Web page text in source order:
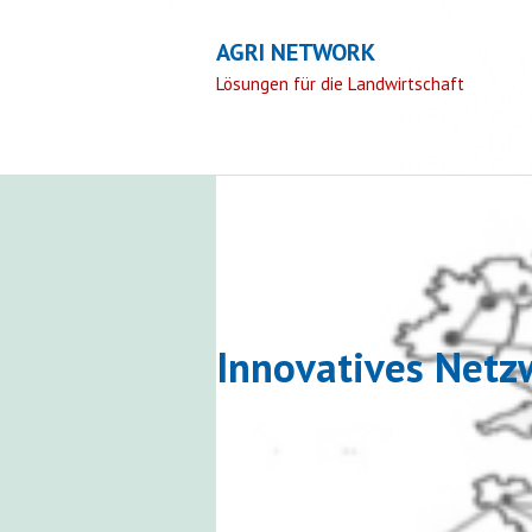
AGRI NETWORK
Lösungen für die Landwirtschaft
Aufgabengebiete